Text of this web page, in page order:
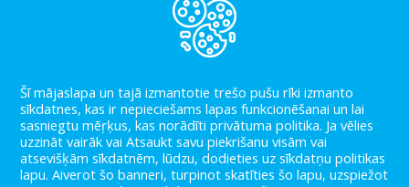
PAR MUMS
KONTAKTI
LIETOŠANAS NOTEIKUMI
PRIVĀTUMA POLITIKA
BLOGS
Šī mājaslapa un tajā izmantotie trešo pušu rīki izmanto
sīkdatnes, kas ir nepieciešams lapas funkcionēšanai un lai
sasniegtu mēŗķus, kas norādīti privātuma politika. Ja vēlies
uzzināt vairāk vai Atsaukt savu piekrišanu visām vai
atsevišķām sīkdatnēm, lūdzu, dodieties uz sīkdatņu politikas
lapu. Aiverot šo banneri, turpinot skatīties šo lapu, uzspiežot